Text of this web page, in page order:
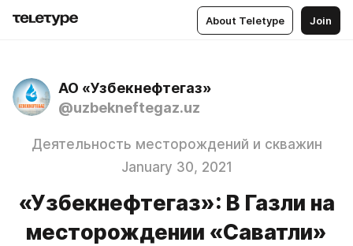
About Teletype Join
АО «Узбекнефтегаз»
@uzbekneftegaz.uz
Деятельность месторождений и скважин
January 30, 2021
«Узбекнефтегаз»: В Газли на
месторождении «Саватли»